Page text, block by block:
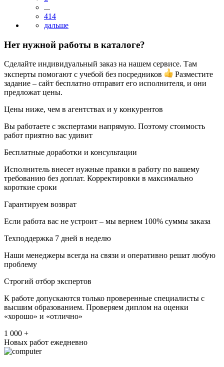
...
414
Нет нужной работы в каталоге?
Сделайте индивидуальный заказ на нашем сервисе. Там
эксперты помогают с учебой без посредников
Разместите
задание – сайт бесплатно отправит его исполнителя, и они
предложат цены.
Цены ниже, чем в агентствах и у конкурентов
Вы работаете с экспертами напрямую. Поэтому стоимость
работ приятно вас удивит
Бесплатные доработки и консультации
Исполнитель внесет нужные правки в работу по вашему
требованию без доплат. Корректировки в максимально
короткие сроки
Гарантируем возврат
Если работа вас не устроит – мы вернем 100% суммы заказа
Техподдержка 7 дней в неделю
Наши менеджеры всегда на связи и оперативно решат любую
проблему
Строгий отбор экспертов
К работе допускаются только проверенные специалисты с
высшим образованием. Проверяем диплом на оценки
«хорошо» и «отлично»
1 000 +
Новых работ ежедневно